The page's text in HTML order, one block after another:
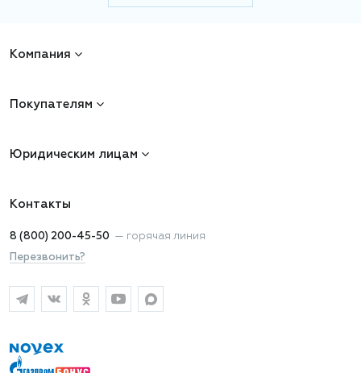
Компания
Покупателям
Юридическим лицам
Контакты
8 (800) 200-45-50 — горячая линия
Перезвонить?